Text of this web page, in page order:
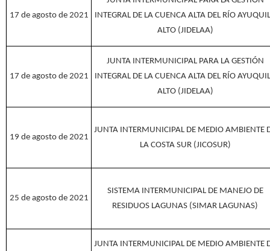
17 de agosto de 2021
INTEGRAL DE LA CUENCA ALTA DEL RÍO
ALTO (JIDELAA)
17 de agosto de 2021
JUNTA INTERMUNICIPAL PARA LA GESTIÓN
INTEGRAL DE LA CUENCA ALTA DEL RÍO
ALTO (JIDELAA)
19 de agosto de 2021
JUNTA INTERMUNICIPAL DE MEDIO AMBIENTE
LA COSTA SUR (JICOSUR)
25 de agosto de 2021
SISTEMA INTERMUNICIPAL DE MANEJO DE
RESIDUOS LAGUNAS (SIMAR LAGUNAS)
JUNTA INTERMUNICIPAL DE MEDIO AMBIENTE